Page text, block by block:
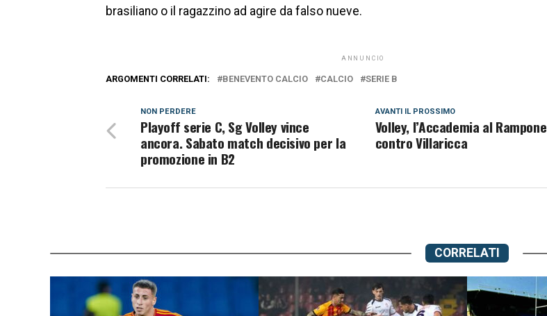
brasiliano o il ragazzino ad agire da falso nueve.
ANNUNCIO
ARGOMENTI CORRELATI: BENEVENTO CALCIO CALCIO SERIE B
AVANTI IL ​​PROSSIMO
Volley, l’Accademia al Rampone
contro Villaricca
NON PERDERE
Playoff serie C, Sg Volley vince
ancora. Sabato match decisivo per la
promozione in B2
CORRELATI